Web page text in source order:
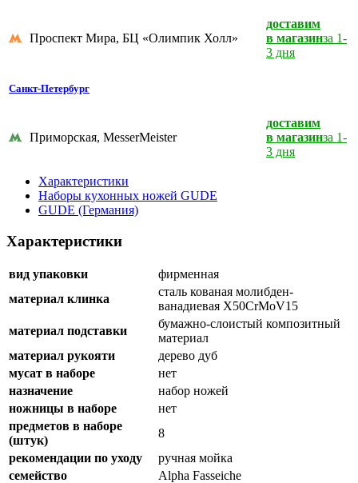
Проспект Мира, БЦ «Олимпик Холл»
доставим
в магазинза 1-
3 дня
Санкт-Петербург
Приморская, MesserMeister
доставим
в магазинза 1-
3 дня
Характеристики
Наборы кухонных ножей GUDE
GUDE (Германия)
Характеристики
вид упаковки
фирменная
материал клинка
сталь кованая молибден-
ванадиевая X50CrMoV15
материал подставки
бумажно-слоистый композитный
материал
материал рукояти
дерево дуб
мусат в наборе
нет
назначение
набор ножей
ножницы в наборе
нет
предметов в наборе
(штук)
8
рекомендации по уходу
ручная мойка
семейство
Alpha Fasseiche